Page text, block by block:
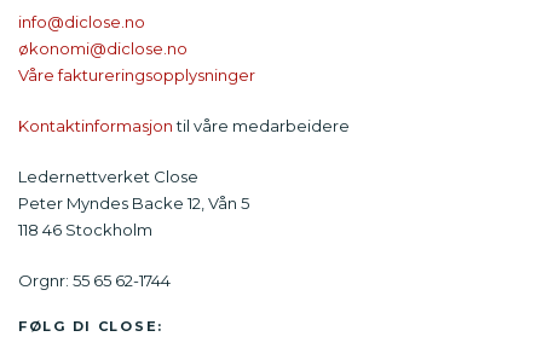
info@diclose.no
økonomi@diclose.no
Våre faktureringsopplysninger
Kontaktinformasjontil våre medarbeidere
Ledernettverket Close
Peter Myndes Backe 12, Vån 5
118 46 Stockholm
Orgnr: 55 65 62-1744
FØLG DI CLOSE: